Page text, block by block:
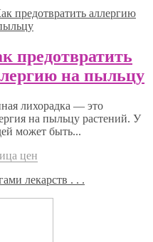
предотвратить
на пыльцу
лихорадка — это
на пыльцу растений. У
может быть...
цен
лекарств . . .